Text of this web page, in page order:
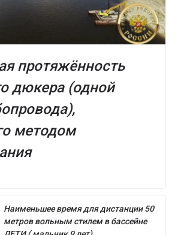
протяжённость
дюкера (одной
методом
Наименьшее время для дистанции 50
метров вольным стилем в бассейне